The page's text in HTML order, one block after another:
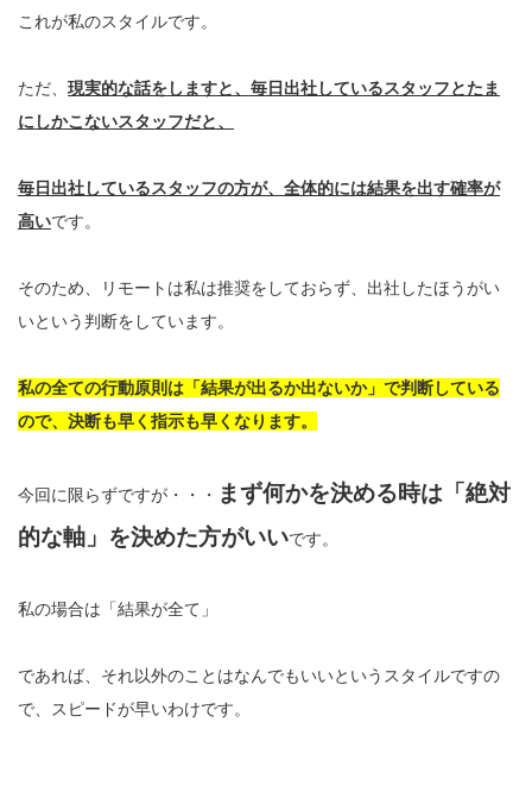
これが私のスタイルです。
ただ、 現実的な話をしますと、毎日出社しているスタッフとたま
にしかこないスタッフだと、
毎日出社しているスタッフの方が、全体的には結果を出す確率が
高いです。
そのため、リモートは私は推奨をしておらず、出社したほうがい
いという判断をしています。
私の全ての行動原則は「結果が出るか出ないか」で判断している
ので、決断も早く指示も早くなります。
今回に限らずですが・・・ まず何かを決める時は「絶対
的な軸」を決めた方がいいです。
私の場合は「結果が全て」
であれば、それ以外のことはなんでもいいというスタイルですの
で、スピードが早いわけです。